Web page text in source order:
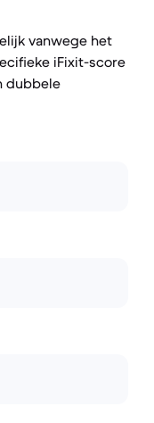
vanwege het
iFixit-score
dubbele